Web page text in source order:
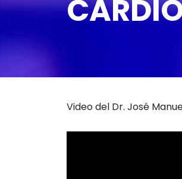
Video del Dr. José